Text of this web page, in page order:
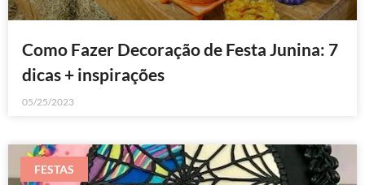
Como Fazer Decoração de Festa Junina: 7
dicas + inspirações
05/25/2023
FESTAS